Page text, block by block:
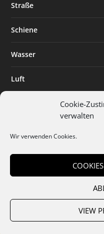
Cookie-
verwalten
Wir verwenden Cookies.
VIEW
Straße
Schiene
Wasser
Luft
Digitalisierung
Mediadaten